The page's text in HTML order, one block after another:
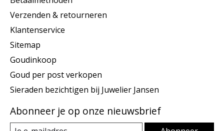
Verzenden & retourneren
Klantenservice
Sitemap
Goudinkoop
Goud per post verkopen
Sieraden bezichtigen bij Juwelier Jansen
Abonneer je op onze nieuwsbrief